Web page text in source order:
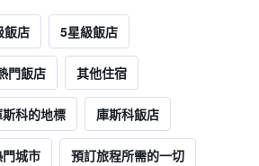
飯店 5星級飯店
門飯店 其他住宿
斯科的地標 庫斯科飯店
城市 預訂旅程所需的一切